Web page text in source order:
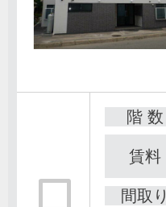
階 数
賃料
間取り